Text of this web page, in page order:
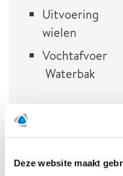
Deze website maakt
wielen
Waterbak